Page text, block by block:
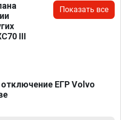
III
Показать все
ЕГР Volvo